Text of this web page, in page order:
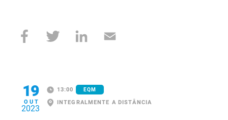
19
OUT
2023
13:00 EQM
INTEGRALMENTE A DISTÂNCIA